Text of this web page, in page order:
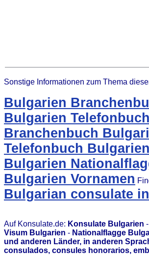
Sonstige Informationen zum Thema
Bulgarien
Bulgarien Telefonbuch
Branchenbuch
Telefonbuch Bulgarien
Bulgarien
Bulgarien Vornamen
Bulgarian consulate
Auf Konsulate.de: Konsulate Bulgarien -
Visum Bulgarien - Nationalflagge
und anderen Länder, in anderen
consulados, consules honorarios,